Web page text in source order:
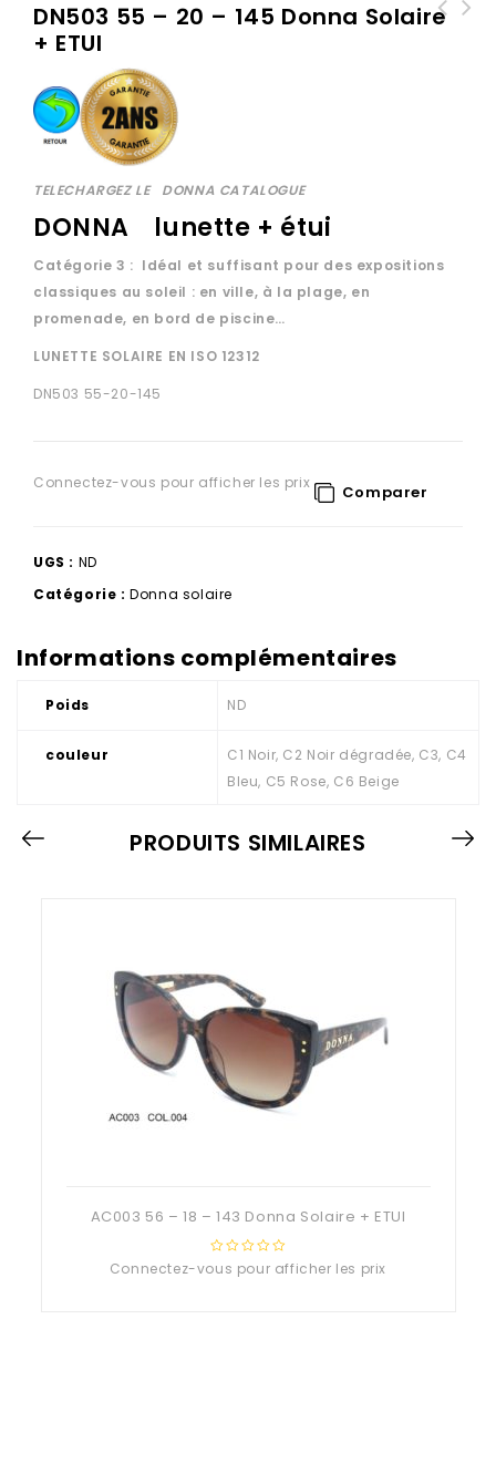
DN503 55 – 20 – 145 Donna Solaire
+ ETUI
TELECHARGEZ LE DONNA CATALOGUE
DONNA lunette + étui
Catégorie 3 : Idéal et suffisant pour des expositions
classiques au soleil : en ville, à la plage, en
promenade, en bord de piscine…
LUNETTE SOLAIRE EN ISO 12312
DN503 55-20-145
Connectez-vous pour afficher les prix Comparer
UGS : ND
Catégorie :Donna solaire
Informations complémentaires
Poids ND
couleur
C1 Noir, C2 Noir dégradée, C3, C4
Bleu, C5 Rose, C6 Beige
PRODUITS SIMILAIRES
AC003 56 – 18 – 143 Donna Solaire + ETUI
0
Connectez-vous pour afficher les prix